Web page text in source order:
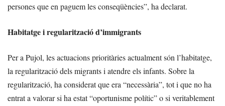
persones que en paguem les conseqüències”, ha declarat.
Habitatge i regularització d’immigrants
Per a Pujol, les actuacions prioritàries actualment són l’habitatge,
la regularització dels migrants i atendre els infants. Sobre la
regularització, ha considerat que era “necessària”, tot i que no ha
entrat a valorar si ha estat “oportunisme polític” o si veritablement